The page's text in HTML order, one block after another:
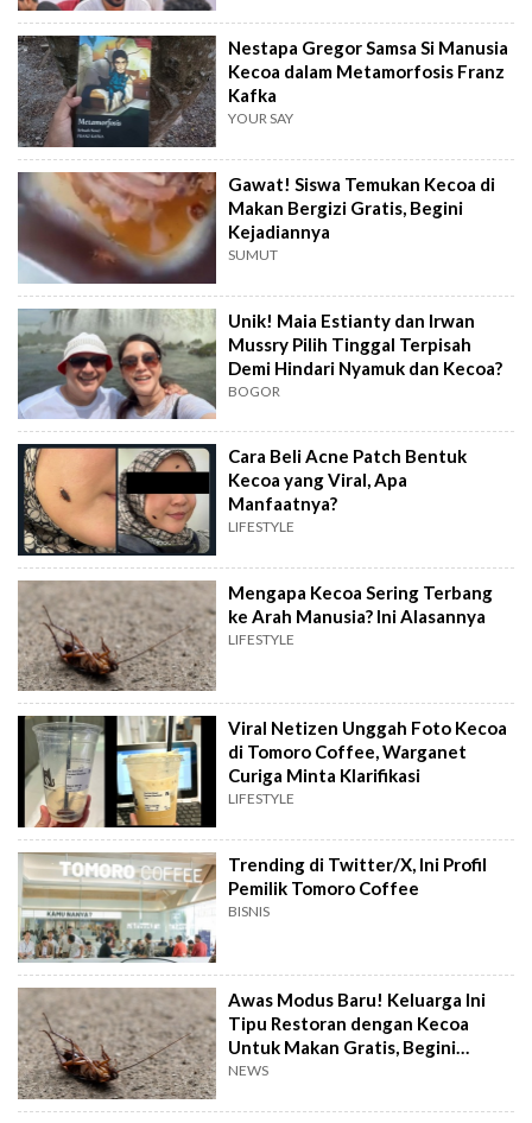
Nestapa Gregor Samsa Si Manusia
Kecoa dalam Metamorfosis Franz
Kafka
YOUR SAY
Gawat! Siswa Temukan Kecoa di
Makan Bergizi Gratis, Begini
Kejadiannya
SUMUT
Unik! Maia Estianty dan Irwan
Mussry Pilih Tinggal Terpisah
Demi Hindari Nyamuk dan Kecoa?
BOGOR
Cara Beli Acne Patch Bentuk
Kecoa yang Viral, Apa
Manfaatnya?
LIFESTYLE
Mengapa Kecoa Sering Terbang
ke Arah Manusia? Ini Alasannya
LIFESTYLE
Viral Netizen Unggah Foto Kecoa
di Tomoro Coffee, Warganet
Curiga Minta Klarifikasi
LIFESTYLE
Trending di Twitter/X, Ini Profil
Pemilik Tomoro Coffee
BISNIS
Awas Modus Baru! Keluarga Ini
Tipu Restoran dengan Kecoa
Untuk Makan Gratis, Begini
Caranya
NEWS